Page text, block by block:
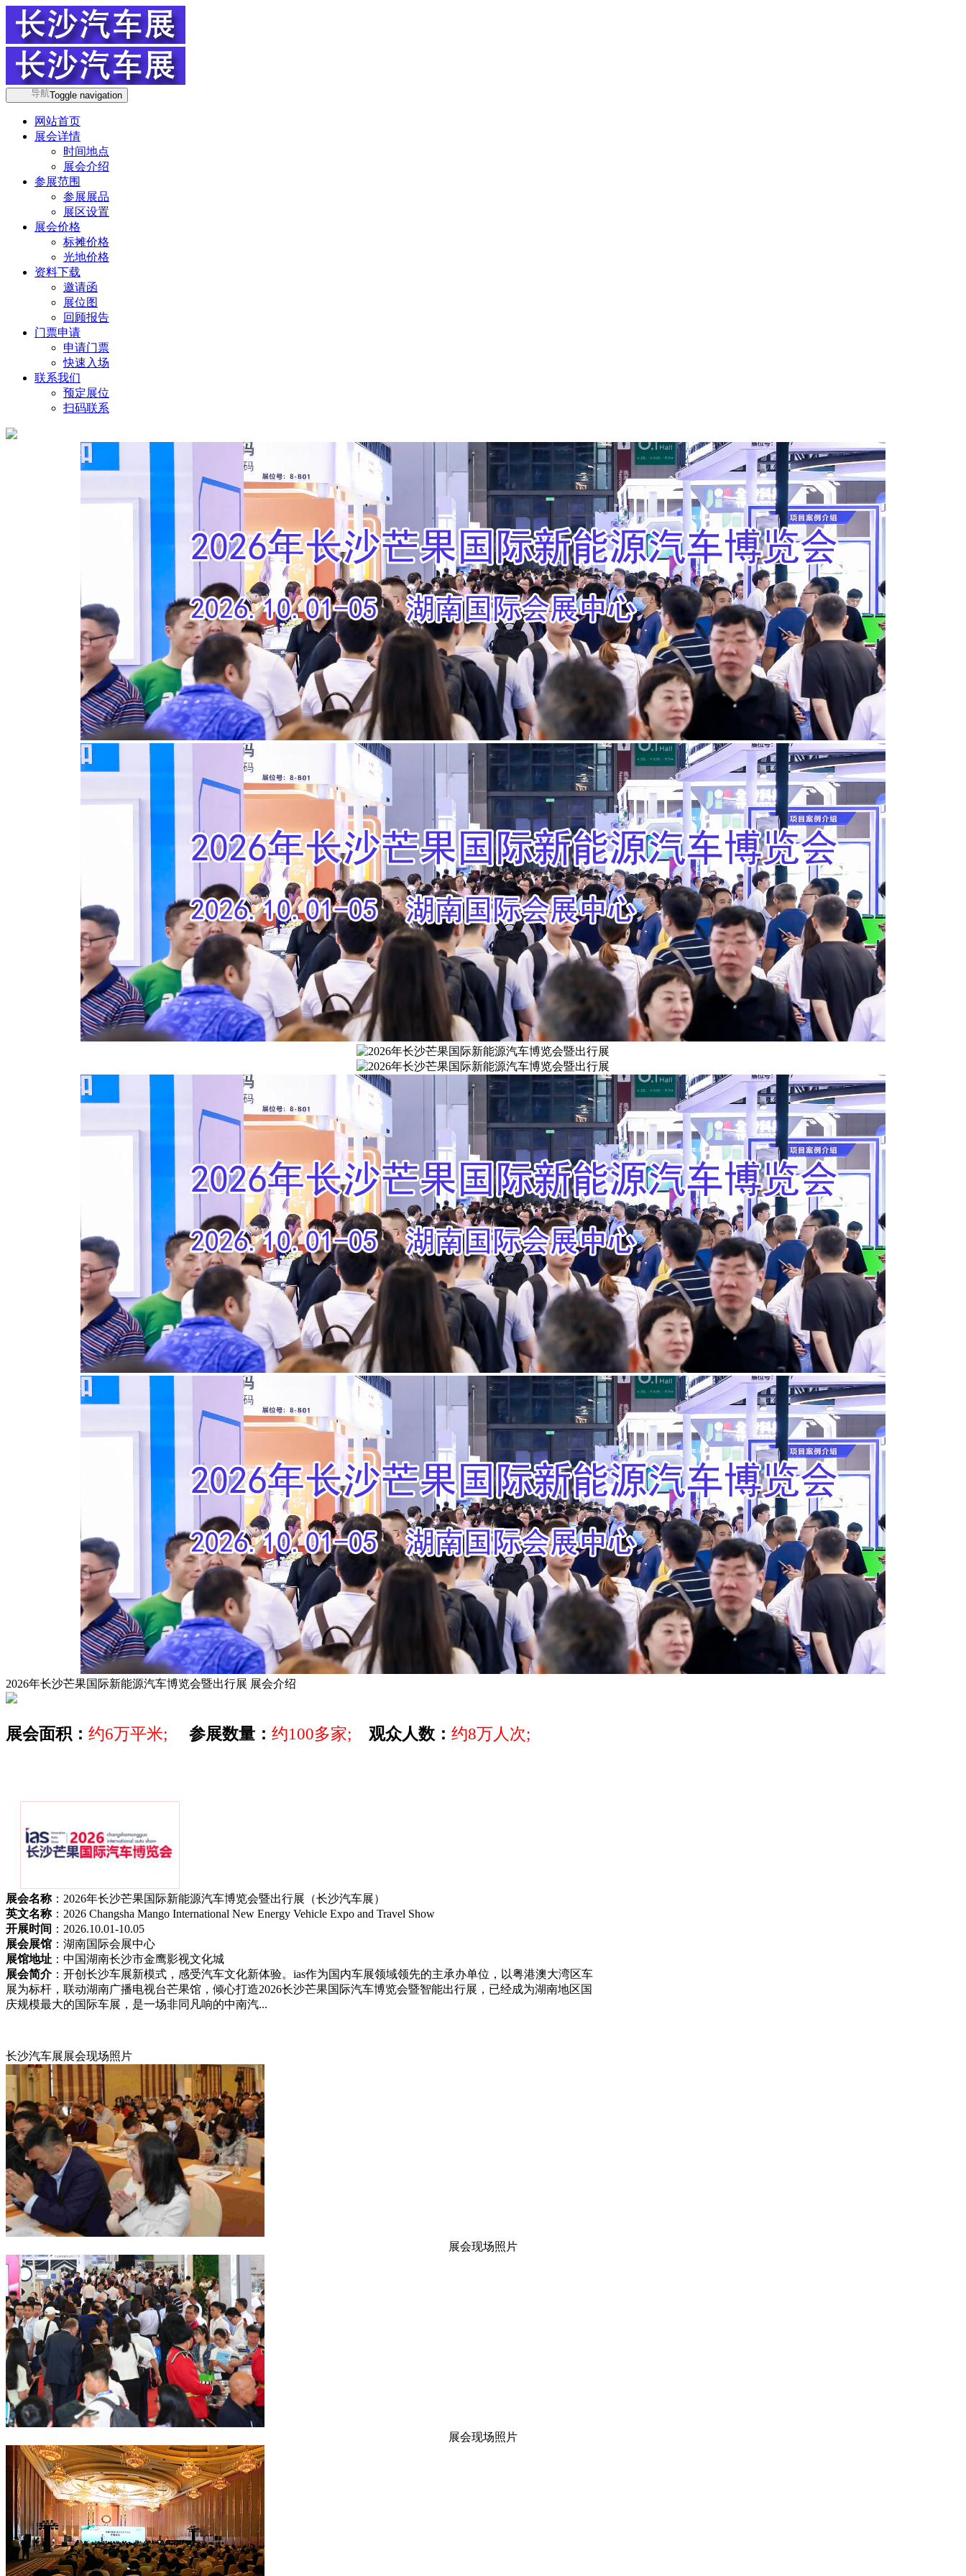
导航Toggle navigation
网站首页
展会详情
时间地点
展会介绍
参展范围
参展展品
展区设置
展会价格
标摊价格
光地价格
资料下载
邀请函
展位图
回顾报告
门票申请
申请门票
快速入场
联系我们
预定展位
扫码联系
2026年长沙芒果国际新能源汽车博览会暨出行展 展会介绍
展会面积： 约6万平米; 参展数量： 约100多家; 观众人数： 约8万人次;
展会名称：2026年长沙芒果国际新能源汽车博览会暨出行展（长沙汽车展）
英文名称：2026 Changsha Mango International New Energy Vehicle Expo and Travel Show
开展时间 ：2026.10.01-10.05
展会展馆 ：湖南国际会展中心
展馆地址 ：中国湖南长沙市金鹰影视文化城
展会简介：开创长沙车展新模式，感受汽车文化新体验。ias作为国内车展领域领先的主承办单位，以粤港澳大湾区车
展为标杆，联动湖南广播电视台芒果馆，倾心打造2026长沙芒果国际汽车博览会暨智能出行展，已经成为湖南地区国
庆规模最大的国际车展，是一场非同凡响的中南汽...
长沙汽车展展会现场照片
展会现场照片
展会现场照片